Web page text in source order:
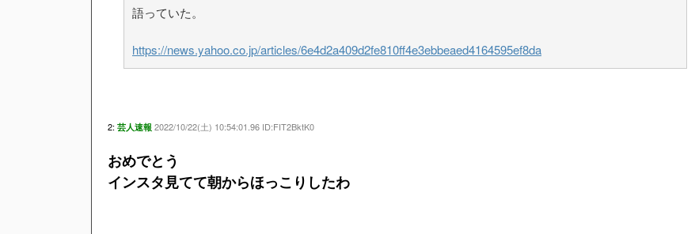
語っていた。
https://news.yahoo.co.jp/articles/6e4d2a409d2fe810ff4e3ebbeaed4164595ef8da
2: 芸人速報 2022/10/22(土) 10:54:01.96 ID:FIT2BktK0
おめでとう
インスタ見てて朝からほっこりしたわ